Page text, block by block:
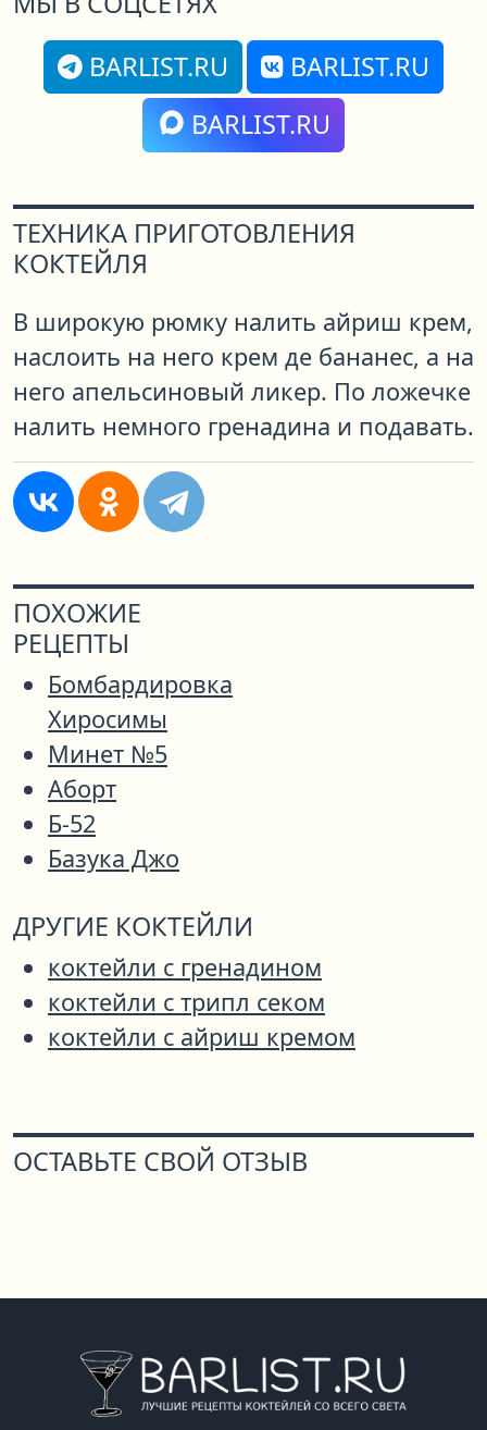
BARLIST.RU
BARLIST.RU
BARLIST.RU
ТЕХНИКА ПРИГОТОВЛЕНИЯ
КОКТЕЙЛЯ
В широкую рюмку налить айриш крем,
наслоить на него крем де бананес, а на
него апельсиновый ликер. По ложечке
налить немного гренадина и подавать.
ПОХОЖИЕ
РЕЦЕПТЫ
Бомбардировка
Хиросимы
Минет №5
Аборт
Б-52
Базука Джо
ДРУГИЕ КОКТЕЙЛИ
коктейли с гренадином
коктейли с трипл секом
коктейли с айриш кремом
ОСТАВЬТЕ СВОЙ ОТЗЫВ